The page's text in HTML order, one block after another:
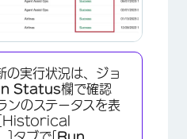
の実行状況は、ジョ
Status欄で確認
ンのステータスを表
[Historical